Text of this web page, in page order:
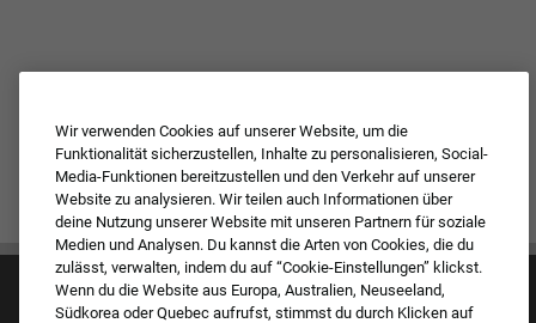
Wir verwenden Cookies auf unserer Website, um die
Funktionalität sicherzustellen, Inhalte zu personalisieren, Social-
Media-Funktionen bereitzustellen und den Verkehr auf unserer
Website zu analysieren. Wir teilen auch Informationen über
deine Nutzung unserer Website mit unseren Partnern für soziale
Medien und Analysen. Du kannst die Arten von Cookies, die du
zulässt, verwalten, indem du auf “Cookie-Einstellungen” klickst.
Wenn du die Website aus Europa, Australien, Neuseeland,
Südkorea oder Quebec aufrufst, stimmst du durch Klicken auf